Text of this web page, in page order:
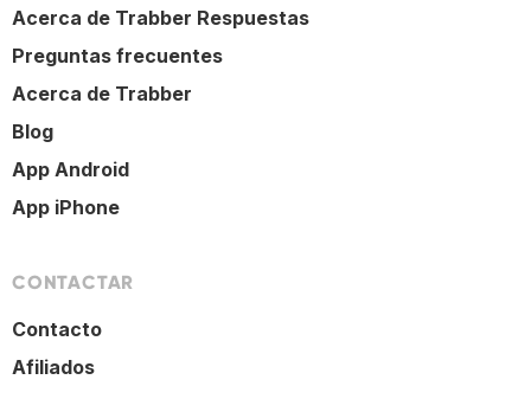
Acerca de Trabber Respuestas
Preguntas frecuentes
Acerca de Trabber
Blog
App Android
App iPhone
CONTACTAR
Contacto
Afiliados